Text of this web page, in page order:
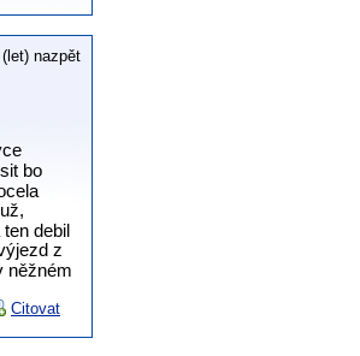
nazpět
bo
debil
z
něžném
Citovat